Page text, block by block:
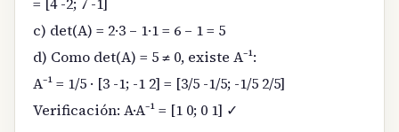
c) det(A) = 2·3 – 1·1 = 6 – 1 = 5
d) Como det(A) = 5 ≠ 0, existe A⁻¹:
A⁻¹ = 1/5 · [3 -1; -1 2] = [3/5 -1/5; -1/5 2/5]
Verificación: A·A⁻¹ = [1 0; 0 1] ✓